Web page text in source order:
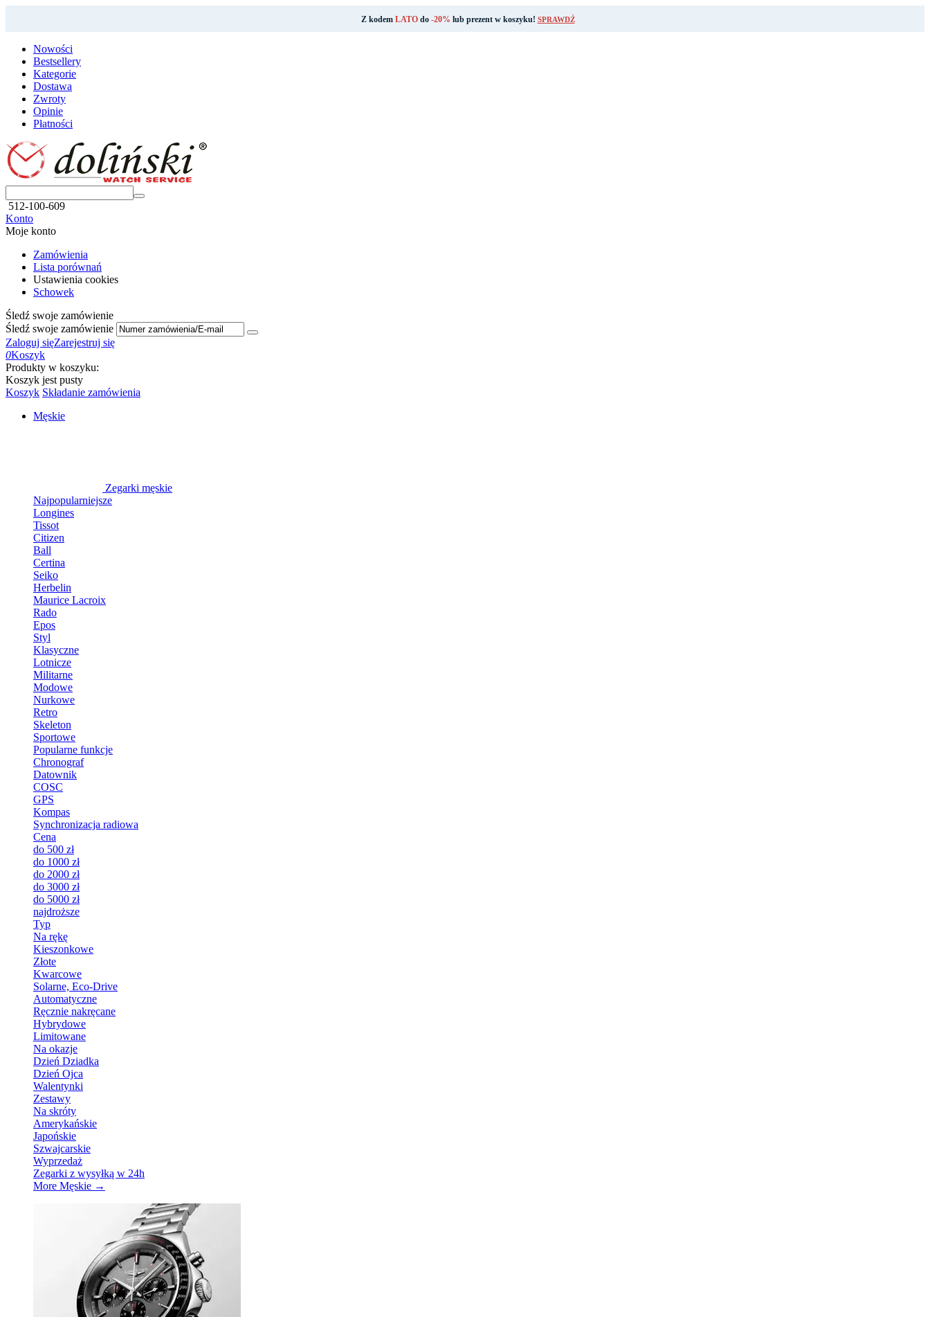
Z kodem LATOdo -20% lub prezent w koszyku! SPRAWDŹ
Nowości
Bestsellery
Kategorie
Dostawa
Zwroty
Opinie
Płatności
512-100-609
Konto
Moje konto
Zamówienia
Lista porównań
Ustawienia cookies
Schowek
Śledź swoje zamówienie
Śledź swoje zamówienie
Zaloguj sięZarejestruj się
0Koszyk
Produkty w koszyku:
Koszyk jest pusty
Koszyk Składanie zamówienia
Męskie
Zegarki męskie
Najpopularniejsze
Longines
Tissot
Citizen
Ball
Certina
Seiko
Herbelin
Maurice Lacroix
Rado
Epos
Styl
Klasyczne
Lotnicze
Militarne
Modowe
Nurkowe
Retro
Skeleton
Sportowe
Popularne funkcje
Chronograf
Datownik
COSC
GPS
Kompas
Synchronizacja radiowa
Cena
do 500 zł
do 1000 zł
do 2000 zł
do 3000 zł
do 5000 zł
najdroższe
Typ
Na rękę
Kieszonkowe
Złote
Kwarcowe
Solarne, Eco-Drive
Automatyczne
Ręcznie nakręcane
Hybrydowe
Limitowane
Na okazje
Dzień Dziadka
Dzień Ojca
Walentynki
Zestawy
Na skróty
Amerykańskie
Japońskie
Szwajcarskie
Wyprzedaż
Zegarki z wysyłką w 24h
More Męskie →